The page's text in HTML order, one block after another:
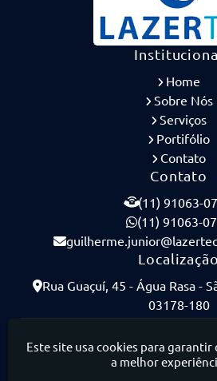
Home
Sobre Nós
Serviços
Portifólio
Contato
Contato
(11) 91063-
(11) 91063-
Localização
Rua Guaçuí, 45 - Água Rasa -
03178-180
Este site usa cookies para garantir
a melhor